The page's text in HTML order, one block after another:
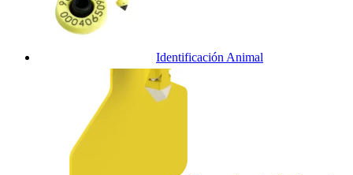
Identificación Animal